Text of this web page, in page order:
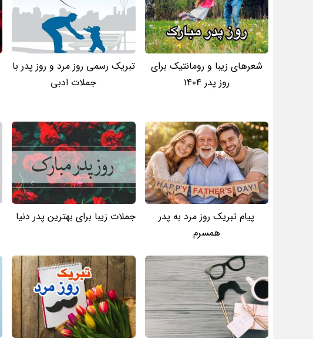
شعرهای زیبا و رومانتیک برای
روز پدر 1404
تبریک رسمی روز مرد و روز پدر با
جملات ادبی
پیام تبریک روز مرد به پدر
همسرم
جملات زیبا برای بهترین پدر دنیا